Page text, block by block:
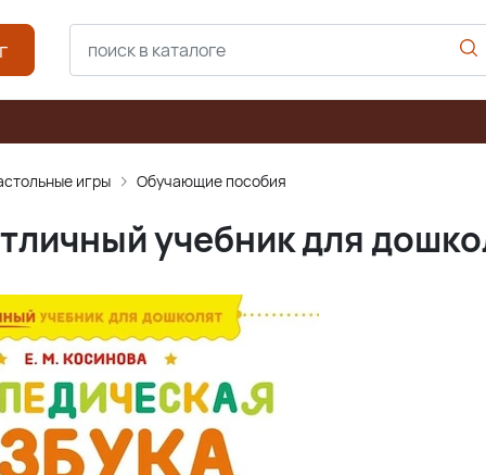
игры Обучающие пособия
учебник для